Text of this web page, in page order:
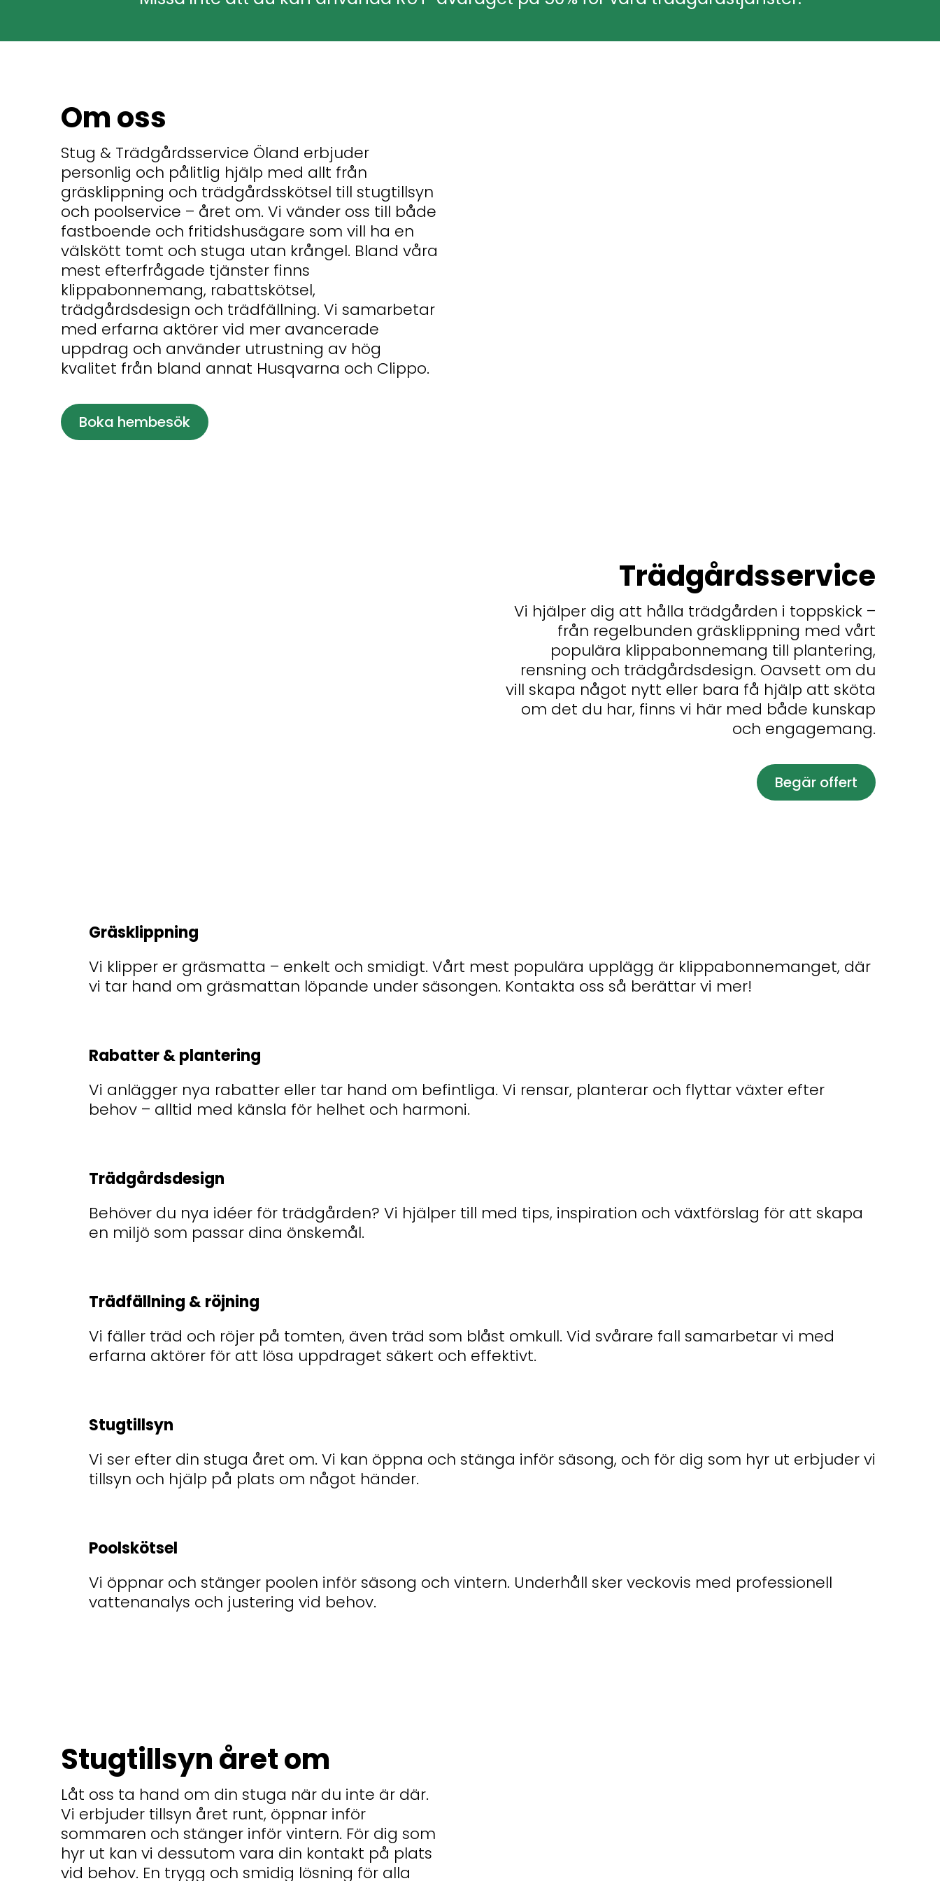
Om oss
Stug & Trädgårdsservice Öland erbjuder
personlig och pålitlig hjälp med allt från
gräsklippning och trädgårdsskötsel till stugtillsyn
och poolservice – året om. Vi vänder oss till både
fastboende och fritidshusägare som vill ha en
välskött tomt och stuga utan krångel. Bland våra
mest efterfrågade tjänster finns
klippabonnemang, rabattskötsel,
trädgårdsdesign och trädfällning. Vi samarbetar
med erfarna aktörer vid mer avancerade
uppdrag och använder utrustning av hög
kvalitet från bland annat Husqvarna och Clippo.
Boka hembesök
Trädgårdsservice
Vi hjälper dig att hålla trädgården i toppskick –
från regelbunden gräsklippning med vårt
populära klippabonnemang till plantering,
rensning och trädgårdsdesign. Oavsett om du
vill skapa något nytt eller bara få hjälp att sköta
om det du har, finns vi här med både kunskap
och engagemang.
Begär offert
Gräsklippning
Vi klipper er gräsmatta – enkelt och smidigt. Vårt mest populära upplägg är klippabonnemanget, där
vi tar hand om gräsmattan löpande under säsongen. Kontakta oss så berättar vi mer!
Rabatter & plantering
Vi anlägger nya rabatter eller tar hand om befintliga. Vi rensar, planterar och flyttar växter efter
behov – alltid med känsla för helhet och harmoni.
Trädgårdsdesign
Behöver du nya idéer för trädgården? Vi hjälper till med tips, inspiration och växtförslag för att skapa
en miljö som passar dina önskemål.
Trädfällning & röjning
Vi fäller träd och röjer på tomten, även träd som blåst omkull. Vid svårare fall samarbetar vi med
erfarna aktörer för att lösa uppdraget säkert och effektivt.
Stugtillsyn
Vi ser efter din stuga året om. Vi kan öppna och stänga inför säsong, och för dig som hyr ut erbjuder vi
tillsyn och hjälp på plats om något händer.
Poolskötsel
Vi öppnar och stänger poolen inför säsong och vintern. Underhåll sker veckovis med professionell
vattenanalys och justering vid behov.
Stugtillsyn året om
Låt oss ta hand om din stuga när du inte är där.
Vi erbjuder tillsyn året runt, öppnar inför
sommaren och stänger inför vintern. För dig som
hyr ut kan vi dessutom vara din kontakt på plats
vid behov. En trygg och smidig lösning för alla